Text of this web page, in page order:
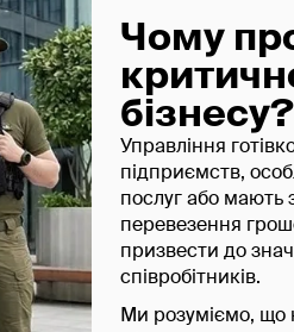
Чому
бізнесу?
Управління
підприємств,
послуг або мають
перевезення
призвести до
співробітників.
Ми розуміємо, що